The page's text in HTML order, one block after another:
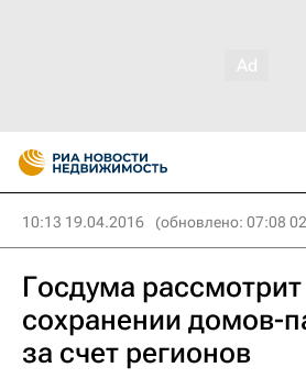
10:13 19.04.2016 (обновлено: 07:08
Госдума
сохранении домов-
за счет регионов